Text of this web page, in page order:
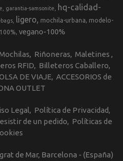
garantia-samsonite
hq-calidad-
ligero mochila-urbana
modelo-
vegano-100%
Riñoneras Maletines
RFID
Billeteros Caballero
DE VIAJE ACCESORIOS de
OUTLET
Legal
Política de Privacidad
de un pedido
Políticas de
de Mar, Barcelona - (España)